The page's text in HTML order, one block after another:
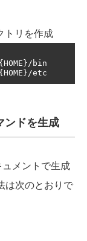
トリを作成
{ HOME }/
{ HOME }/etc
ンドを生成
メントで生成
は次のとおりで